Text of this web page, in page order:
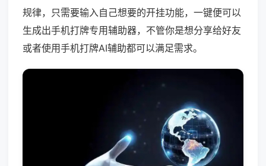
规律，只需要输入自己想要的开挂功能，一键便可以
生成出手机打牌专用辅助器，不管你是想分享给好友
或者使用手机打牌AI辅助都可以满足需求。